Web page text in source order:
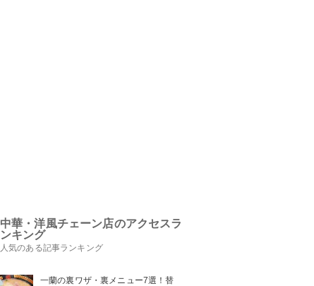
中華・洋風チェーン店のアクセスラ
ンキング
人気のある記事ランキング
一蘭の裏ワザ・裏メニュー7選！替